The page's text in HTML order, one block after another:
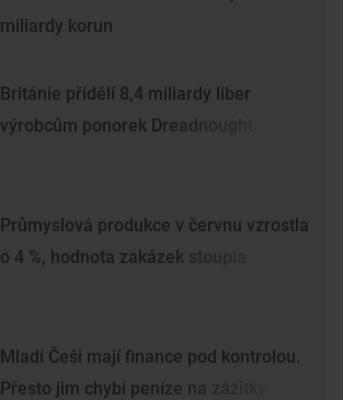
miliardy korun
Británie přidělí 8,4 miliardy liber
výrobcům ponorek Dreadnought
Průmyslová produkce v červnu vzrostla
o 4 %, hodnota zakázek stoupla
Mladí Češi mají finance pod kontrolou.
Přesto jim chybí peníze na zážitky